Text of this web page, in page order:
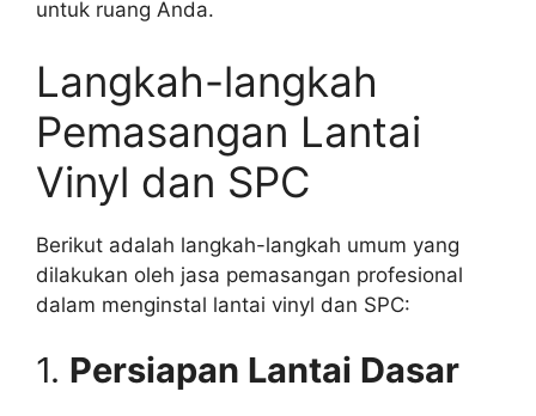
untuk ruang Anda.
Langkah-langkah
Pemasangan Lantai
Vinyl dan SPC
Berikut adalah langkah-langkah umum yang
dilakukan oleh jasa pemasangan profesional
dalam menginstal lantai vinyl dan SPC:
1. Persiapan Lantai Dasar